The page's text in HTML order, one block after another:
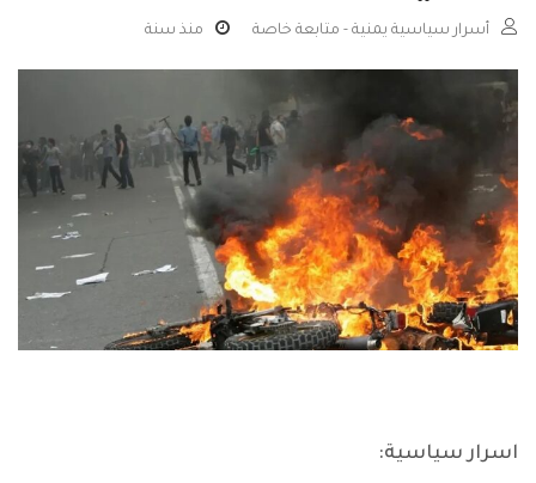
أسرار سياسية يمنية - متابعة خاصة منذ سنة
اسرار سياسية: